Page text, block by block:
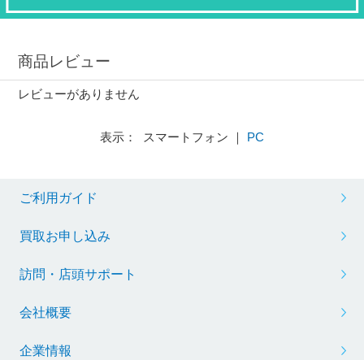
商品レビュー
レビューがありません
表示： スマートフォン ｜ PC
ご利用ガイド
買取お申し込み
訪問・店頭サポート
会社概要
企業情報